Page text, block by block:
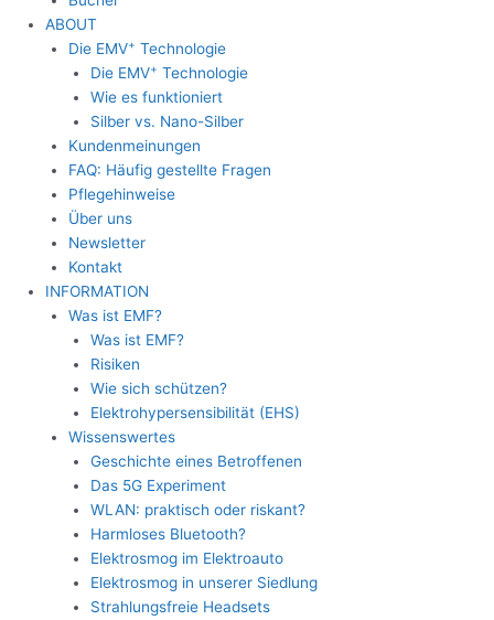
ABOUT
Die EMV+ Technologie
Die EMV+ Technologie
Wie es funktioniert
Silber vs. Nano-Silber
Kundenmeinungen
FAQ: Häufig gestellte Fragen
Pflegehinweise
Über uns
Newsletter
Kontakt
INFORMATION
Was ist EMF?
Was ist EMF?
Risiken
Wie sich schützen?
Elektrohypersensibilität (EHS)
Wissenswertes
Geschichte eines Betroffenen
Das 5G Experiment
WLAN: praktisch oder riskant?
Harmloses Bluetooth?
Elektrosmog im Elektroauto
Elektrosmog in unserer Siedlung
Strahlungsfreie Headsets